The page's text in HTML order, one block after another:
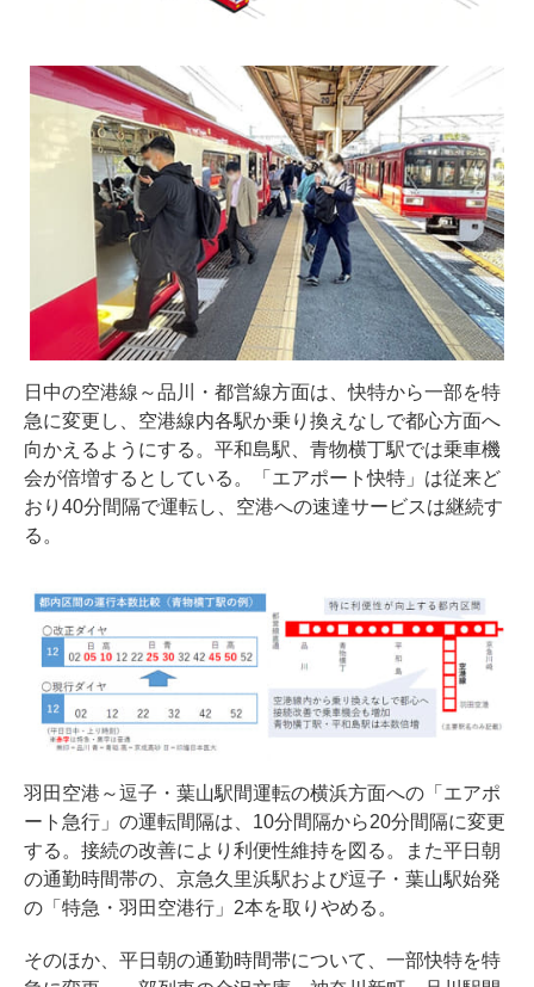
日中の空港線～品川・都営線方面は、快特から一部を特
急に変更し、空港線内各駅か乗り換えなしで都心方面へ
向かえるようにする。平和島駅、青物横丁駅では乗車機
会が倍増するとしている。「エアポート快特」は従来ど
おり40分間隔で運転し、空港への速達サービスは継続す
る。
羽田空港～逗子・葉山駅間運転の横浜方面への「エアポ
ート急行」の運転間隔は、10分間隔から20分間隔に変更
する。接続の改善により利便性維持を図る。また平日朝
の通勤時間帯の、京急久里浜駅および逗子・葉山駅始発
の「特急・羽田空港行」2本を取りやめる。
そのほか、平日朝の通勤時間帯について、一部快特を特